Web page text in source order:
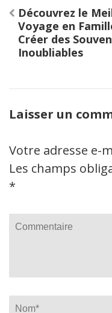
Navigation
de
l’article
Découvrez le
Voyage en
Créer des
Inoubliables
Laisser un
Votre adresse e-
Les champs
*
Commentaire
Name